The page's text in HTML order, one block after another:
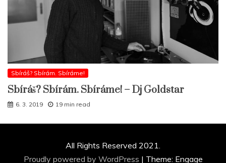
Sbíráš? Sbírám. Sbíráme!
Sbíráš? Sbírám. Sbíráme! – Dj Goldstar
6. 3. 2019 19 min read
All Rights Reserved 2021.
Proudly powered by WordPress | Theme: Engage